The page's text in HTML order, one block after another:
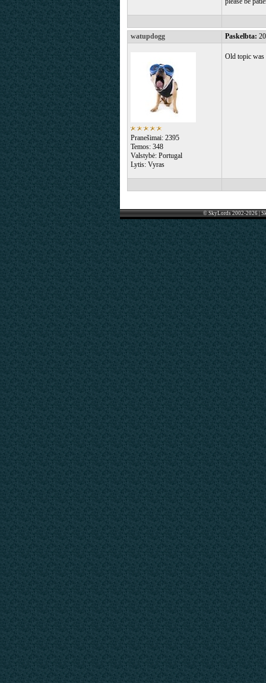
watupdogg Paskelbta:
Pranešimai: 2395
Temos: 348
Valstybė: Portugal
Lytis: Vyras
Old topic
© SkyLords 2002-2026 |